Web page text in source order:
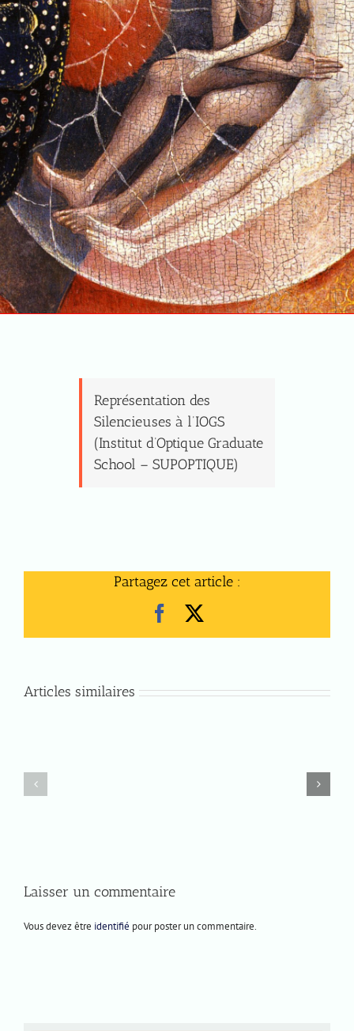
Représentation des
Silencieuses à l’IOGS
(Institut d’Optique Graduate
School – SUPOPTIQUE)
Partagez cet article :
Facebook
Articles similaires
Laisser un commentaire
Vous devez être identifié pour poster un commentaire.